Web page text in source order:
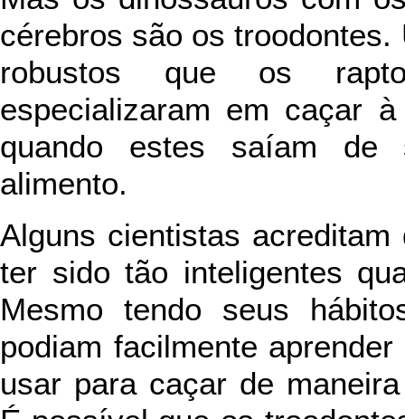
cérebros são os
robustos que os
especializaram em caçar
quando estes saíam de
alimento.
Alguns cientistas
ter sido tão inteligentes
Mesmo tendo seus
podiam facilmente
usar para caçar de